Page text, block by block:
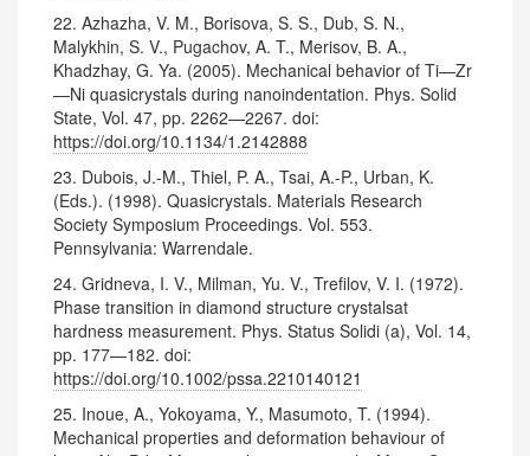
22. Azhazha, V. M., Borisova, S. S., Dub, S. N.,
Malykhin, S. V., Pugachov, A. T., Merisov, B. A.,
Khadzhay, G. Ya. (2005). Mechanical behavior of Ti—Zr
—Ni quasicrystals during nanoindentation. Phys. Solid
State, Vol. 47, pp. 2262—2267. doi:
https://doi.org/10.1134/1.2142888
23. Dubois, J.-M., Thiel, P. A., Tsai, A.-P., Urban, K.
(Eds.). (1998). Quasicrystals. Materials Research
Society Symposium Proceedings. Vol. 553.
Pennsylvania: Warrendale.
24. Gridneva, I. V., Milman, Yu. V., Trefilov, V. I. (1972).
Phase transition in diamond structure crystalsat
hardness measurement. Phys. Status Solidi (a), Vol. 14,
pp. 177—182. doi:
https://doi.org/10.1002/pssa.2210140121
25. Inoue, A., Yokoyama, Y., Masumoto, T. (1994).
Mechanical properties and deformation behaviour of